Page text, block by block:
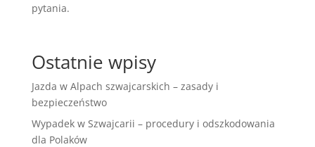
pytania.
Ostatnie wpisy
Jazda w Alpach szwajcarskich – zasady i
bezpieczeństwo
Wypadek w Szwajcarii – procedury i odszkodowania
dla Polaków